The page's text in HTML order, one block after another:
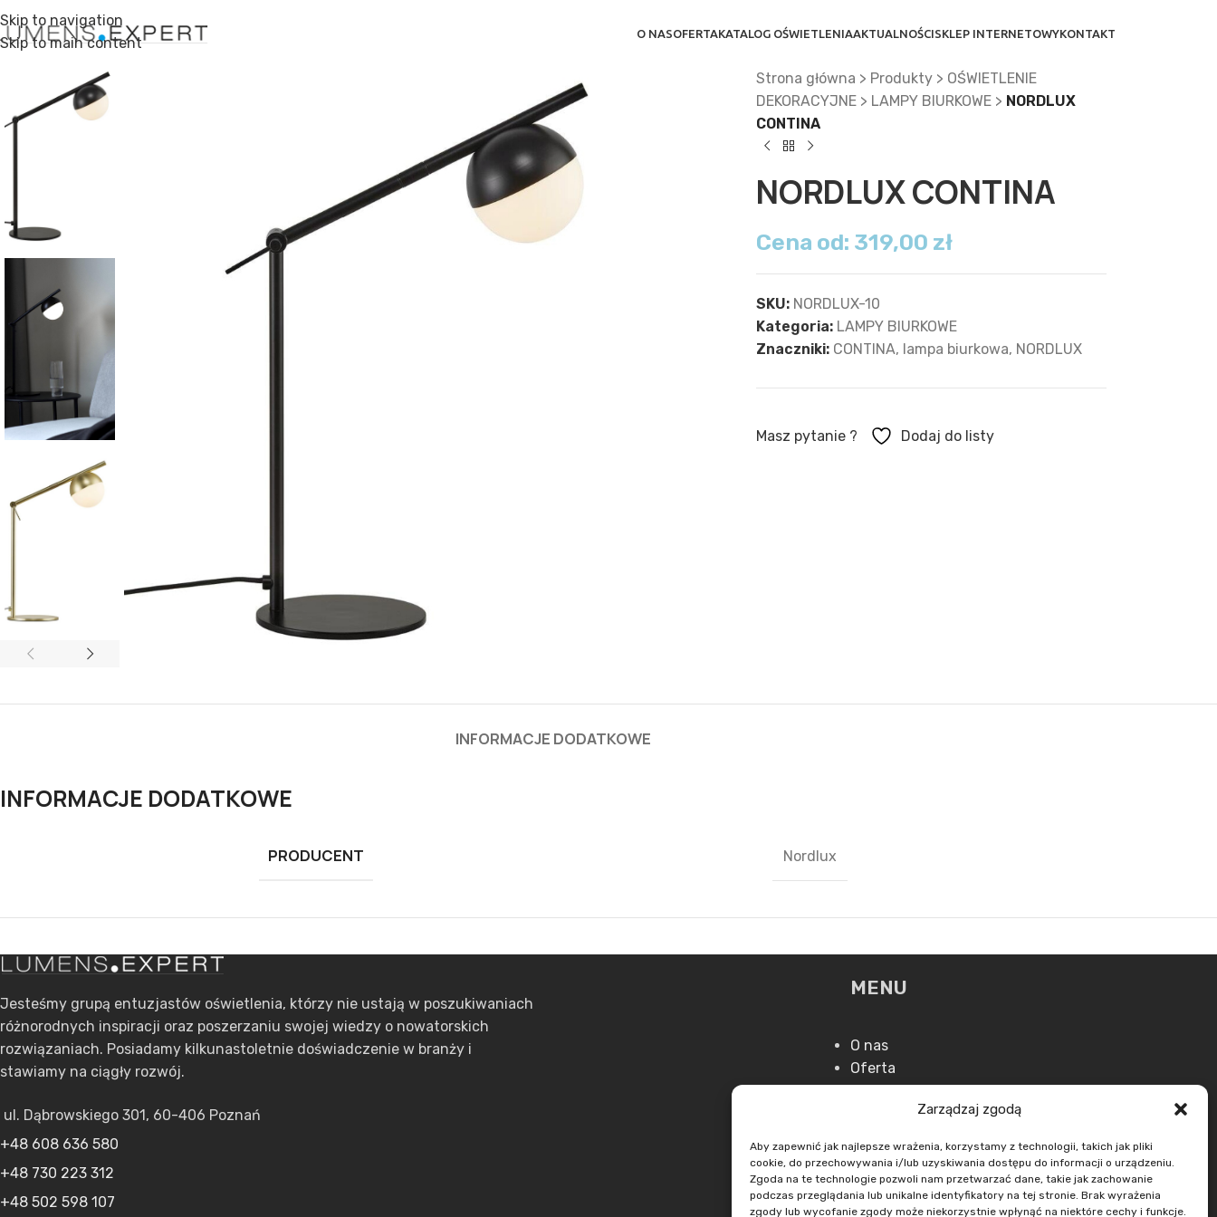
Zarządzaj zgodą
Aby zapewnić jak najlepsze wrażenia, korzystamy z technologii, takich jak pliki
cookie, do przechowywania i/lub uzyskiwania dostępu do informacji o urządzeniu.
Zgoda na te technologie pozwoli nam przetwarzać dane, takie jak zachowanie
podczas przeglądania lub unikalne identyfikatory na tej stronie. Brak wyrażenia
zgody lub wycofanie zgody może niekorzystnie wpłynąć na niektóre cechy i funkcje.
Skip to navigation
Skip to main content
O NASOFERTAKATALOG OŚWIETLENIAAKTUALNOŚCISKLEP INTERNETOWYKONTAKT
Strona główna > Produkty> OŚWIETLENIE
DEKORACYJNE> LAMPY BIURKOWE> NORDLUX
CONTINA
NORDLUX CONTINA
Cena od: 319,00 zł
SKU: NORDLUX-10
Kategoria: LAMPY BIURKOWE
Znaczniki: CONTINA, lampa biurkowa, NORDLUX
Masz pytanie ? Dodaj do listy
INFORMACJE DODATKOWE
INFORMACJE DODATKOWE
PRODUCENT Nordlux
Jesteśmy grupą entuzjastów oświetlenia, którzy nie ustają w poszukiwaniach
różnorodnych inspiracji oraz poszerzaniu swojej wiedzy o nowatorskich
rozwiązaniach. Posiadamy kilkunastoletnie doświadczenie w branży i
stawiamy na ciągły rozwój.
ul. Dąbrowskiego 301, 60-406 Poznań
+48 608 636 580
+48 730 223 312
+48 502 598 107
MENU
O nas
Oferta
Aktualności